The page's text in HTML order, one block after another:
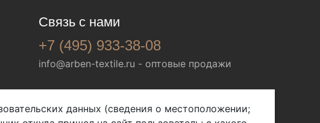
Связь с нами
+7 (495) 933-38-08
info@arben-textile.ru - оптовые продажи
данных (сведения о местоположении;